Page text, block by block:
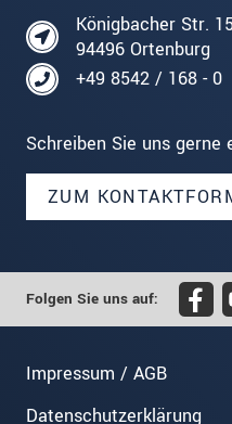
Königbacher Str.
94496 Ortenburg
+49 8542 / 168 - 0
Schreiben Sie uns gerne
ZUM
Folgen Sie uns auf:
Impressum / AGB
Datenschutzerklärung